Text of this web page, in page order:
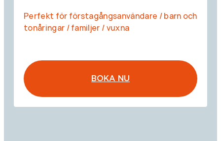
Perfekt för förstagångsanvändare / barn och
tonåringar / familjer / vuxna
BOKA NU